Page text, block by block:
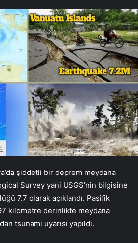
şiddetli bir deprem meydana
Survey yani USGS’nin bilgisine
7.7 olarak açıklandı. Pasifik
kilometre derinlikte meydana
tsunami uyarısı yapıldı.